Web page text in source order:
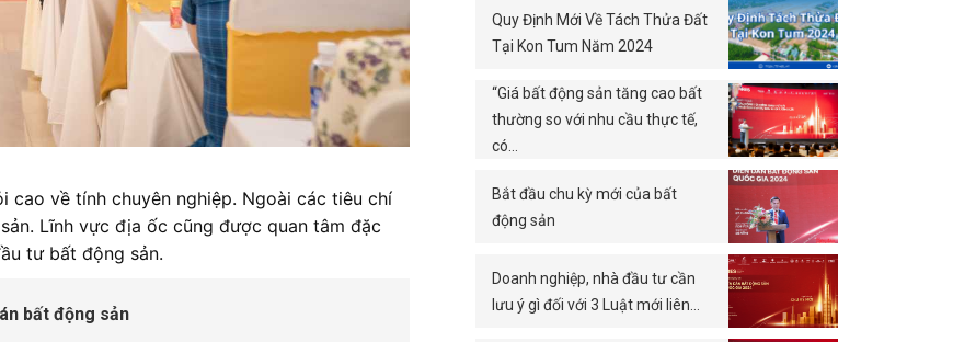
về tính chuyên nghiệp. Ngoài các tiêu chí
Lĩnh vực địa ốc cũng được quan tâm đặc
tư bất động sản.
bất động sản
Quy Định Mới Về Tách Thửa Đất
Tại Kon Tum Năm 2024
“Giá bất động sản tăng cao bất
thường so với nhu cầu thực tế,
có…
Bắt đầu chu kỳ mới của bất
động sản
Doanh nghiệp, nhà đầu tư cần
lưu ý gì đối với 3 Luật mới liên…